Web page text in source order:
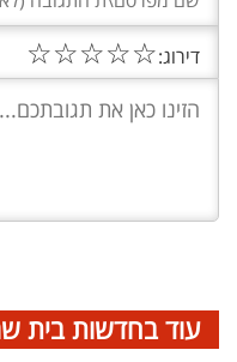
דירוג:☆
☆
☆
☆
☆
עוד בחדשות בית